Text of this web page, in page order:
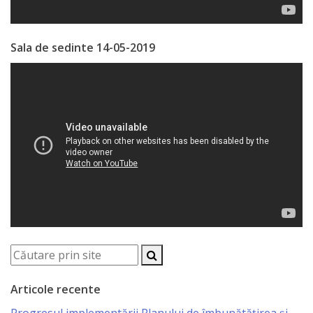
Serviciul
Juridic
Reglementarea
Regimului
Serviciul
Relaţii
Publicul
Sala de sedinte 14-05-2019
Articole recente